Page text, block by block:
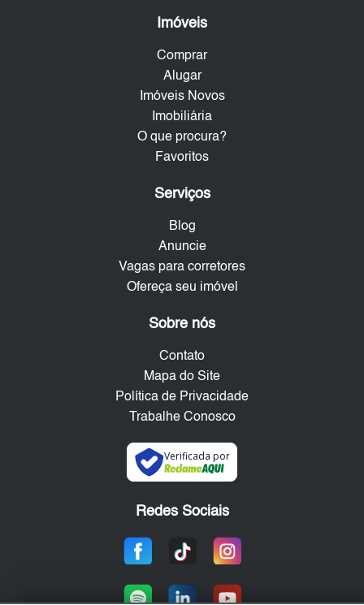
Imóveis
Comprar
Alugar
Imóveis Novos
Imobiliária
O que procura?
Favoritos
Serviços
Blog
Anuncie
Vagas para corretores
Ofereça seu imóvel
Sobre nós
Contato
Mapa do Site
Política de Privacidade
Trabalhe Conosco
Verificada por
Redes Sociais